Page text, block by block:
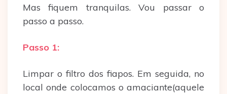
Mas fiquem tranquilas. Vou passar o
passo a passo.
Passo 1:
Limpar o filtro dos fiapos. Em seguida, no
local onde colocamos o amaciante(aquele